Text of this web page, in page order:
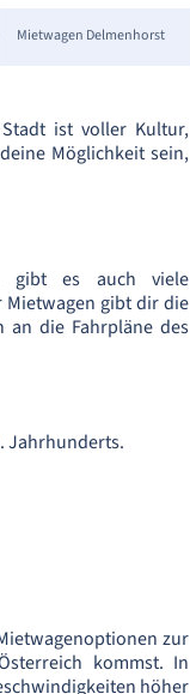
Mietwagen Delmenhorst
ist voller Kultur,
Möglichkeit sein,
gibt es auch viele
gibt dir die
an die Fahrpläne des
Jahrhunderts.
zur
kommst. In
höher